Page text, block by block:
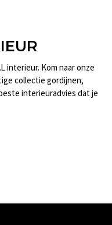
interieur. Kom naar onze
collectie gordijnen,
interieuradvies dat je